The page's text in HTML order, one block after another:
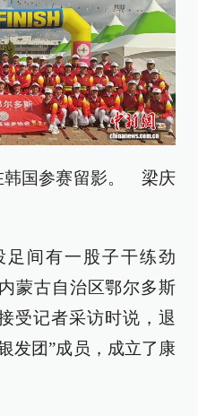
韩国参赛留影。 梁庆
足间有一股子干练劲
蒙古自治区鄂尔多斯
受记者采访时说，退
发团”成员，成立了康